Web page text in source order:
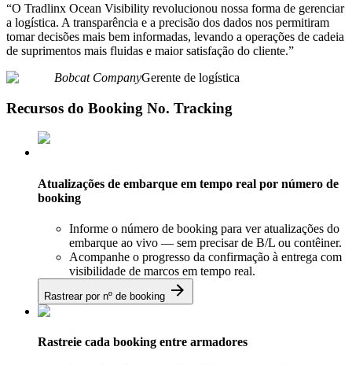
“O Tradlinx Ocean Visibility revolucionou nossa forma de gerenciar
a logística. A transparência e a precisão dos dados nos permitiram
tomar decisões mais bem informadas, levando a operações de cadeia
de suprimentos mais fluidas e maior satisfação do cliente.”
Bobcat CompanyGerente de logística
Recursos do Booking No. Tracking
Atualizações de embarque em tempo real por número de
booking
Informe o número de booking para ver atualizações do
embarque ao vivo — sem precisar de B/L ou contêiner.
Acompanhe o progresso da confirmação à entrega com
visibilidade de marcos em tempo real.
Rastrear por nº de booking
Rastreie cada booking entre armadores